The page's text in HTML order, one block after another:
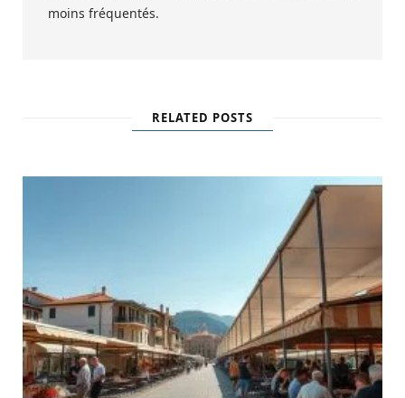
moins fréquentés.
RELATED POSTS